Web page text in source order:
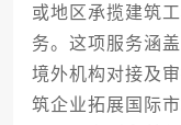
或地区承揽建筑
务。这项服务涵
境外机构对接及
筑企业拓展国际